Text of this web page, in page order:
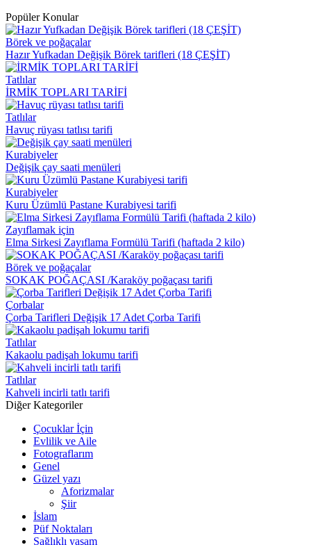
Popüler Konular
Börek ve poğaçalar
Hazır Yufkadan Değişik Börek tarifleri (18 ÇEŞİT)
Tatlılar
İRMİK TOPLARI TARİFİ
Tatlılar
Havuç rüyası tatlısı tarifi
Kurabiyeler
Değişik çay saati menüleri
Kurabiyeler
Kuru Üzümlü Pastane Kurabiyesi tarifi
Zayıflamak için
Elma Sirkesi Zayıflama Formülü Tarifi (haftada 2 kilo)
Börek ve poğaçalar
SOKAK POĞAÇASI /Karaköy poğaçası tarifi
Çorbalar
Çorba Tarifleri Değişik 17 Adet Çorba Tarifi
Tatlılar
Kakaolu padişah lokumu tarifi
Tatlılar
Kahveli incirli tatlı tarifi
Diğer Kategoriler
Çocuklar İçin
Evlilik ve Aile
Fotograflarım
Genel
Güzel yazı
Aforizmalar
Şiir
İslam
Püf Noktaları
Sağlıklı yaşam